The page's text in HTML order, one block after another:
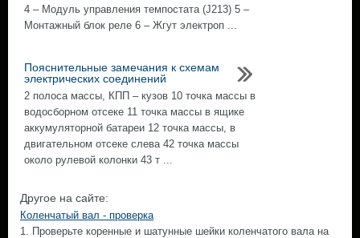
4 – Модуль управления темпостата (J213) 5 –
Монтажный блок реле 6 – Жгут электроп ...
Пояснительные замечания к схемам
электрических соединений
2 полоса массы, КПП – кузов 10 точка массы в
водосборном отсеке 11 точка массы в ящике
аккумуляторной батареи 12 точка массы, в
двигательном отсеке слева 42 точка массы
около рулевой колонки 43 т ...
Другое на сайте:
Коленчатый вал - проверка
1. Проверьте коренные и шатунные шейки коленчатого вала на